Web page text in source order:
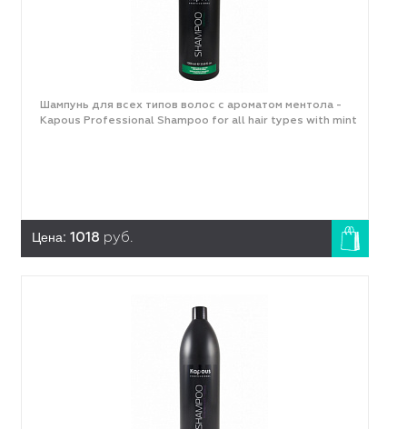
Шампунь для всех типов волос с ароматом ментола -
Kapous Professional Shampoo for all hair types with mint
Цена: 1018 руб.